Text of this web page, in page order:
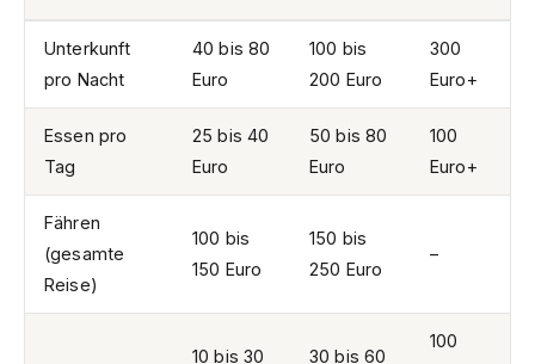
Unterkunft
pro Nacht
40 bis 80
Euro
100 bis
200 Euro
300
Euro+
Essen pro
Tag
25 bis 40
Euro
50 bis 80
Euro
100
Euro+
Fähren
(gesamte
Reise)
100 bis
150 Euro
150 bis
250 Euro
–
10 bis 30
30 bis 60
100